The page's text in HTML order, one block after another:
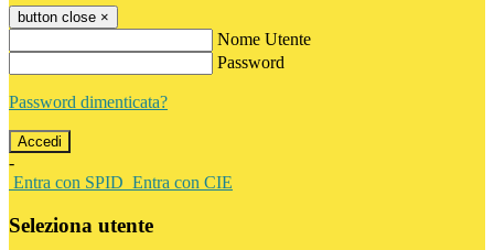
button close ×
Nome Utente
Password
Password dimenticata?
-
Entra con SPID Entra con CIE
Seleziona utente